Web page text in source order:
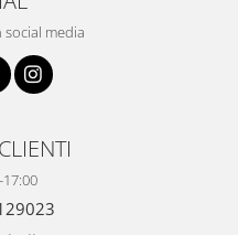
social media
17:00